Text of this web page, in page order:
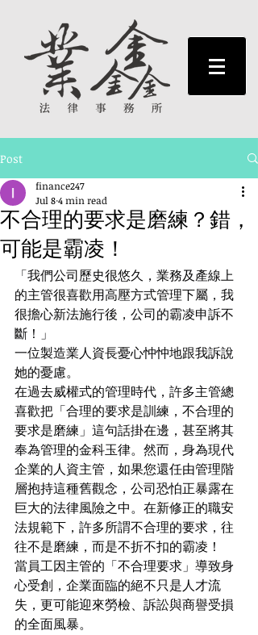
Post
不合理的要求是磨練？錯，
可能是霸凌！
finance247
Jul 84 min read
「我們公司歷史很悠久，業務及產線上
的主管很喜歡用高壓方式管理下屬，我
很擔心新法施行後，公司的霸凌申訴不
斷！」
一位製造業人資長憂心忡忡地跟我訴說
她的憂慮。
在過去威權式的管理時代，許多主管總
喜歡把「合理的要求是訓練，不合理的
要求是磨練」這句話掛在邊，甚至將其
奉為管理的金科玉律。然而，身為現代
企業的人資主管，如果您還任由管理階
層抱持這種舊觀念，公司恐怕正暴露在
巨大的法律風險之中。在新修正的職安
法規範下，許多所謂不合理的要求，往
往不是磨練，而是不折不扣的霸凌！
當員工因主管的「不合理要求」導致身
心受創，企業面臨的絕不只是人才流
失，更可能迎來勞檢、訴訟與商譽受損
的全面風暴。